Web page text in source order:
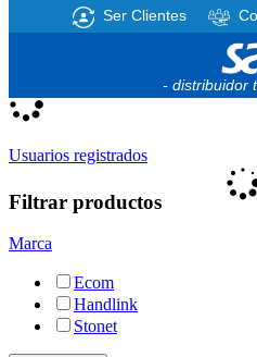
Ser Clientes
- distribuidor
Registro/Iniciar sesión
Usuarios registrados
Filtrar productos
Marca
Ecom
Handlink
Stonet